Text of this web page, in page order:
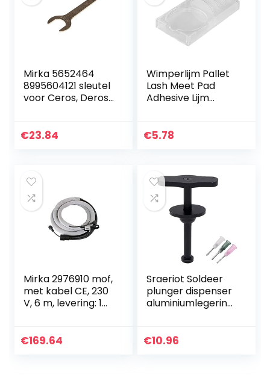
Mirka 5652464
8995604121 sleutel
voor Ceros, Deros
€23.84
Wimperlijm Pallet
Lash Meet Pad
Adhesive Lijm
Tool, Makeup Tools
€5.78
Mirka 2976910 mof,
met kabel CE, 230
V, 6 m, levering: 1
€169.64
Sraeriot Soldeer
plunger dispenser
aluminiumlegering
Duwer met naald
€10.96